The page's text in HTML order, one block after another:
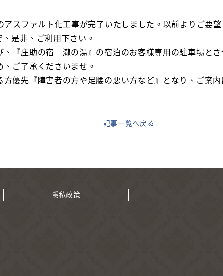
スファルト化工事が完了いたしました。以前よりご要
是非、ご利用下さい。
『庄助の宿 瀧の湯』の宿泊のお客様専用の駐車場とさ
ご了承くださいませ。
優先『障害者の方や足腰の悪い方など』となり、ご案
記事一覧へ戻る
隱私政策